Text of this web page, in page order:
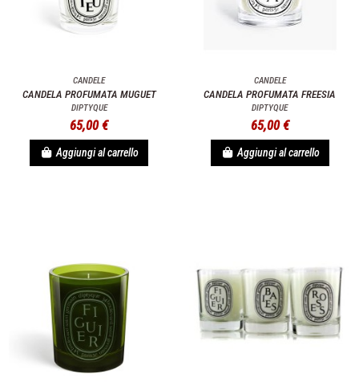
CANDELE
CANDELA PROFUMATA MUGUET
DIPTYQUE
65,00 €
Aggiungi al carrello
CANDELE
CANDELA PROFUMATA FREESIA
DIPTYQUE
65,00 €
Aggiungi al carrello